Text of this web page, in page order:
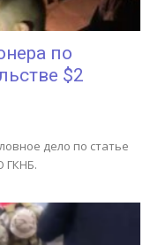
по
$2
дело по статье
ГКНБ.